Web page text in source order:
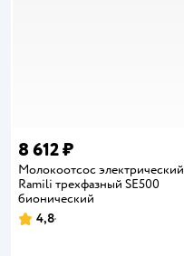
8 612 ₽
Молокоотсос электрический
Ramili трехфазный SE500
бионический
Рейтинг:
4,8